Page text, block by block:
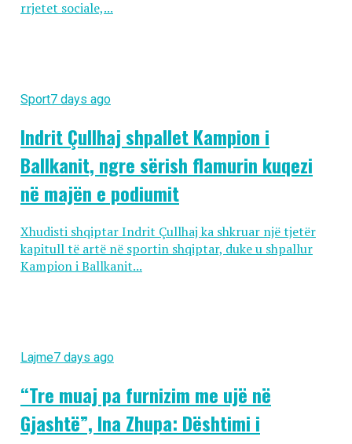
rrjetet sociale,...
Sport7 days ago
Indrit Çullhaj shpallet Kampion i
Ballkanit, ngre sërish flamurin kuqezi
në majën e podiumit
Xhudisti shqiptar Indrit Çullhaj ka shkruar një tjetër
kapitull të artë në sportin shqiptar, duke u shpallur
Kampion i Ballkanit...
Lajme7 days ago
“Tre muaj pa furnizim me ujë në
Gjashtë”, Ina Zhupa: Dështimi i